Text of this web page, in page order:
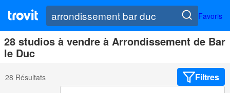
Favoris
28 studios à vendre à Arrondissement de Bar
le Duc
28 Résultats Filtres